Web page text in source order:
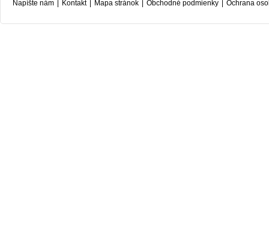
Napíšte nám | Kontakt | Mapa stránok | Obchodné podmienky | Ochrana